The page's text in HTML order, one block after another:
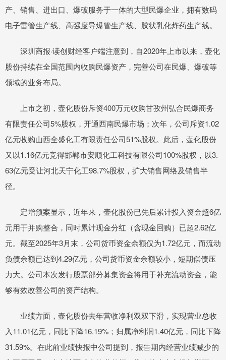
产、销售、进出口、爆破服务于一体的大型民爆企业，拥有数码
电子雷管生产线、高强度导爆管生产线、胶状乳化炸药生产线。
深圳商报·读创财经客户端注意到，自2020年上市以来，壶化
股份持续在全国范围内收购民爆资产，完善公司在民爆、爆破等
领域的业务布局。
上市之初，壶化股份斥资400万元收购甘孜州弘合民爆商务
有限责任公司5%股权，开通西南民爆市场；次年，公司斥资1.02
亿元收购山西全盛化工有限责任公司51%股权。此后，壶化股份
又以1.16亿元竞得邯郸市安顺化工科技有限公司100%股权，以3.
63亿元受让河北天宁化工98.7%股权，扩大销售网络及销售半
径。
定增预案显示，近年来，壶化股份已先后累计投入资金超6亿
元用于并购整合，同时累计现金分红（含现金回购）已超2.62亿
元。截至2025年3月末，公司货币资金余额仅为1.72亿元，而流动
负债余额已达到4.29亿元，公司货币资金余额较小，短期偿债压
力大。公司本次发行股票部分募集资金将用于补充流动资金，能
够有效改善公司的资产结构。
业绩方面，壶化股份去年营收净利双双下滑，实现营业总收
入11.01亿元，同比下降16.19%；归属净利润1.40亿元，同比下降
31.59%。在此前业绩快报中公司提到，报告期内经营业绩减少的